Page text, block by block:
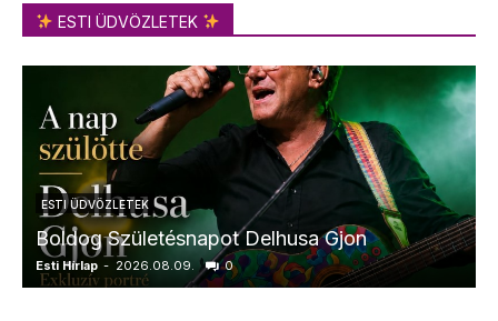
ESTI ÜDVÖZLETEK
ESTI ÜDVÖZLETEK
Boldog Születésnapot Delhusa Gjon
Esti Hírlap - 2026.08.09. 0